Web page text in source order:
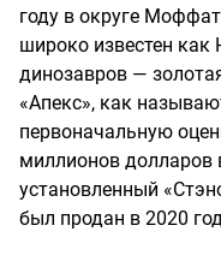
году в округе
широко известен
динозавров —
«Апекс», как
первоначальную
миллионов долларов
установленный
был продан в 2020